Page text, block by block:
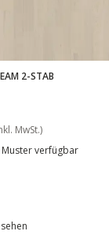
2-STAB
MwSt.)
verfügbar